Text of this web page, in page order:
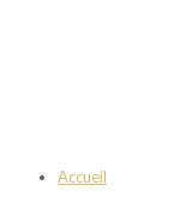
Accueil